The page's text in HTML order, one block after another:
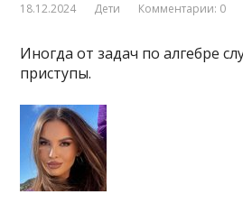
18.12.2024 Дети Комментарии: 0
Иногда от задач по алгебре
приступы.